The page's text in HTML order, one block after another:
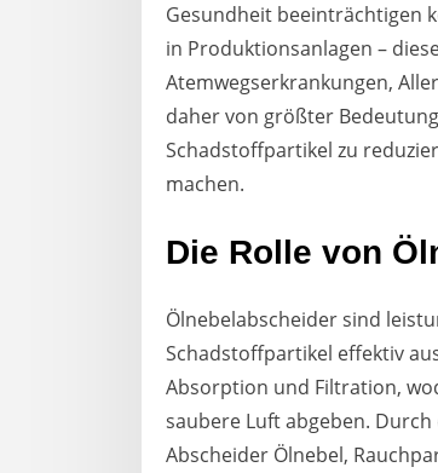
Gesundheit beeinträchtigen
in Produktionsanlagen –
Atemwegserkrankungen,
daher von größter
Schadstoffpartikel zu
machen.
Die Rolle von
Ölnebelabscheider sind
Schadstoffpartikel effektiv
Absorption und Filtration,
saubere Luft abgeben.
Abscheider Ölnebel,